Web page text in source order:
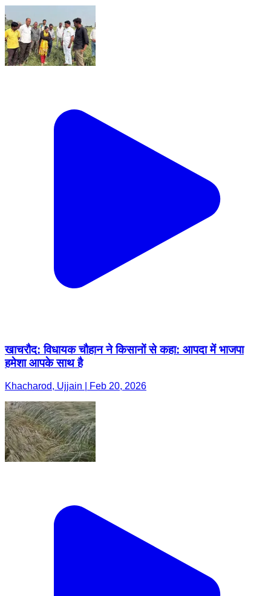
खाचरौद: विधायक चौहान ने किसानों से कहा: आपदा में भाजपा
हमेशा आपके साथ है
Khacharod, Ujjain | Feb 20, 2026